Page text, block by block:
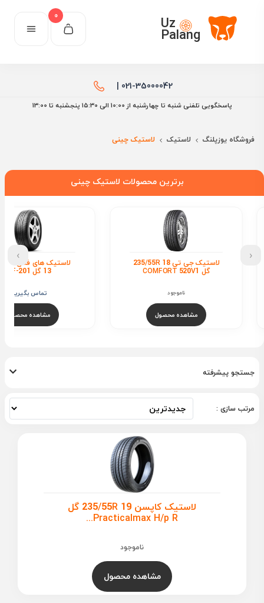
Uz
Palang
0
021-35000042 |
پاسخگویی تلفنی شنبه تا چهارشنبه از 10:00 الی ۱۵:30 پنجشنبه تا 13:00
فروشگاه یوزپلنگ لاستیک لاستیک چینی
برترین محصولات لاستیک چینی
لاستیک جی تی 235/55R 18
گل COMFORT 520V1
ناموجود
مشاهده محصول
13 گل HF-201
تماس بگیرید
مشاهده محصول
‹
›
جستجو پیشرفته
مرتب سازی :
لاستیک کاپسن 235/55R 19 گل
Practicalmax H/p R...
ناموجود
مشاهده محصول